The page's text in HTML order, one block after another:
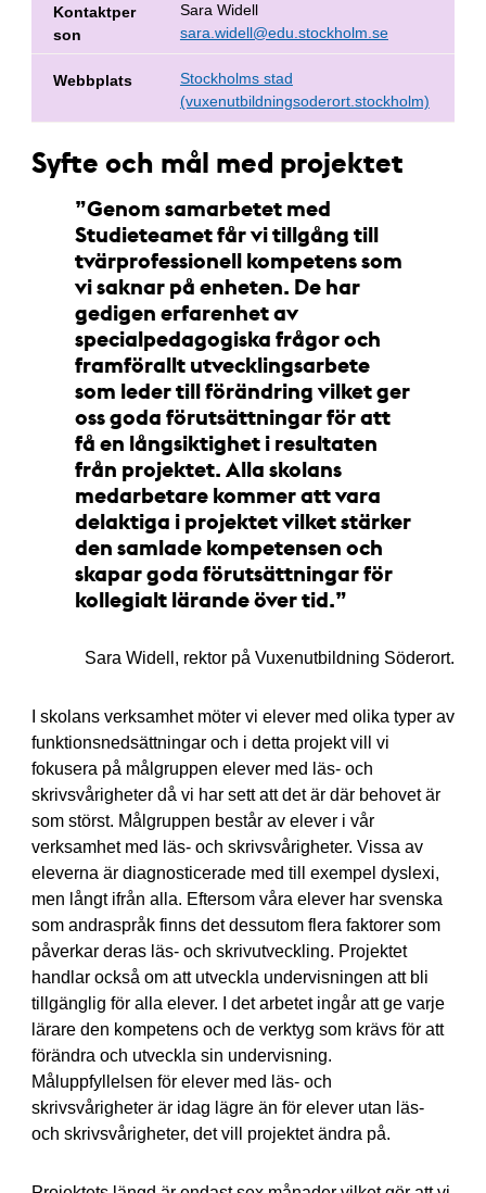
Kontaktper
son
Sara Widell
sara.widell@edu.stockholm.se
Webbplats
Stockholms stad
(vuxenutbildningsoderort.stockholm)
Syfte och mål med projektet
Genom samarbetet med
Studieteamet får vi tillgång till
tvärprofessionell kompetens som
vi saknar på enheten. De har
gedigen erfarenhet av
specialpedagogiska frågor och
framförallt utvecklingsarbete
som leder till förändring vilket ger
oss goda förutsättningar för att
få en långsiktighet i resultaten
från projektet. Alla skolans
medarbetare kommer att vara
delaktiga i projektet vilket stärker
den samlade kompetensen och
skapar goda förutsättningar för
kollegialt lärande över tid.
Sara Widell, rektor på Vuxenutbildning Söderort.
I skolans verksamhet möter vi elever med olika typer av
funktionsnedsättningar och i detta projekt vill vi
fokusera på målgruppen elever med läs- och
skrivsvårigheter då vi har sett att det är där behovet är
som störst. Målgruppen består av elever i vår
verksamhet med läs- och skrivsvårigheter. Vissa av
eleverna är diagnosticerade med till exempel dyslexi,
men långt ifrån alla. Eftersom våra elever har svenska
som andraspråk finns det dessutom flera faktorer som
påverkar deras läs- och skrivutveckling. Projektet
handlar också om att utveckla undervisningen att bli
tillgänglig för alla elever. I det arbetet ingår att ge varje
lärare den kompetens och de verktyg som krävs för att
förändra och utveckla sin undervisning.
Måluppfyllelsen för elever med läs- och
skrivsvårigheter är idag lägre än för elever utan läs-
och skrivsvårigheter, det vill projektet ändra på.